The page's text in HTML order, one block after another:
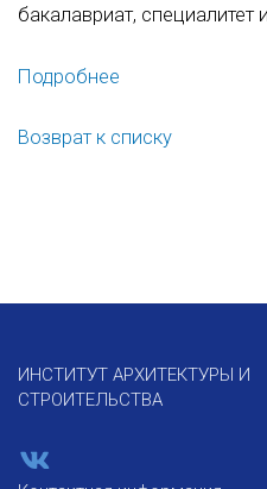
бакалавриат, специалитет
Подробнее
Возврат к списку
ИНСТИТУТ АРХИТЕКТУРЫ И
СТРОИТЕЛЬСТВА